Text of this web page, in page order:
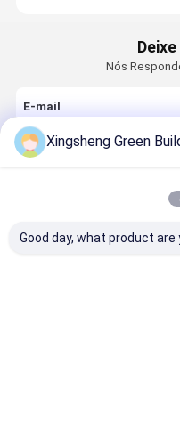
Nós
E-mail
Xingsheng Green
Good day, what product are